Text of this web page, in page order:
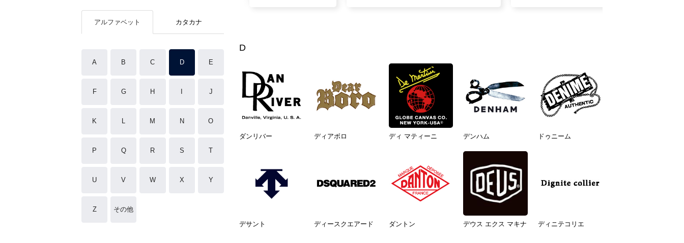
アルファベット カタカナ
A B C D E
F G H J
K L M N O
P Q R S T
U V W X Y
Z その他
D
ダンリバー ディアボロ ディ マティーニ デンハム ドゥニーム
デサント ディースクエアード ダントン デウス エクス マキナ ディニテコリエ